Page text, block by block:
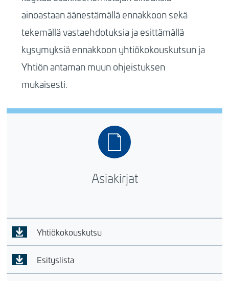
ainoastaan äänestämällä ennakkoon sekä
tekemällä vastaehdotuksia ja esittämällä
kysymyksiä ennakkoon yhtiökokouskutsun ja
Yhtiön antaman muun ohjeistuksen
mukaisesti.
Asiakirjat
Yhtiökokouskutsu
Esityslista